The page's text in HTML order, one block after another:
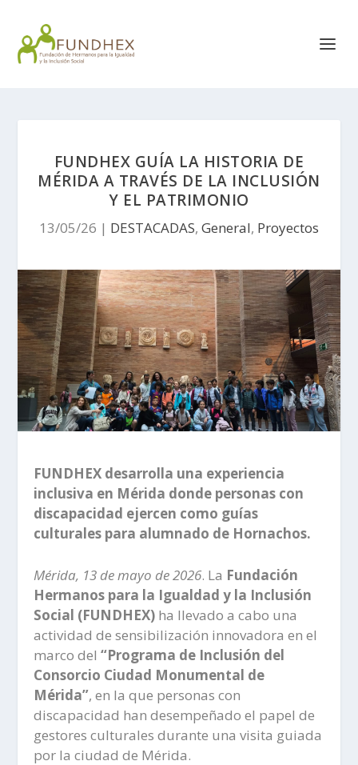
FUNDHEX GUÍA LA HISTORIA DE
MÉRIDA A TRAVÉS DE LA INCLUSIÓN
Y EL PATRIMONIO
13/05/26 | DESTACADAS, General, Proyectos
FUNDHEX desarrolla una experiencia
inclusiva en Mérida donde personas con
discapacidad ejercen como guías
culturales para alumnado de Hornachos.
Mérida, 13 de mayo de 2026. La Fundación
Hermanos para la Igualdad y la Inclusión
Social (FUNDHEX) ha llevado a cabo una
actividad de sensibilización innovadora en el
marco del“Programa de Inclusión del
Consorcio Ciudad Monumental de
Mérida”, en la que personas con
discapacidad han desempeñado el papel de
gestores culturales durante una visita guiada
por la ciudad de Mérida.